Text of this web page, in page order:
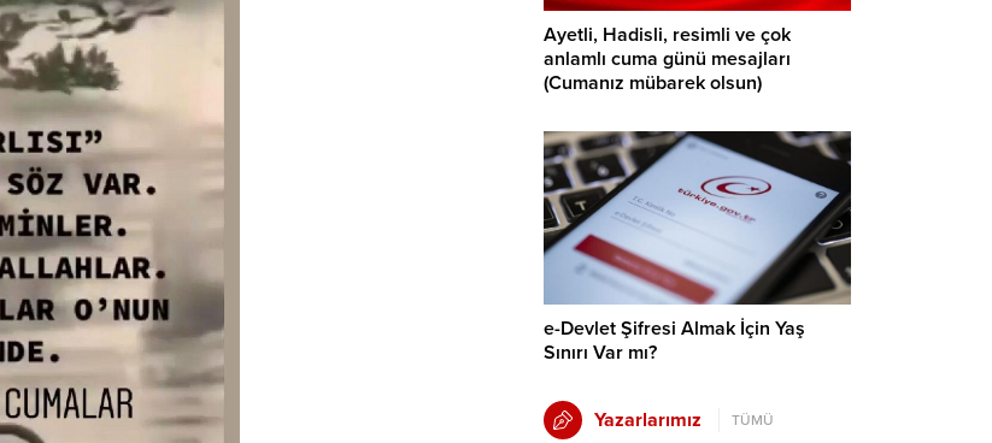
Ayetli, Hadisli, resimli ve çok
anlamlı cuma günü mesajları
(Cumanız mübarek olsun)
e-Devlet Şifresi Almak İçin Yaş
Sınırı Var mı?
Yazarlarımız TÜMÜ